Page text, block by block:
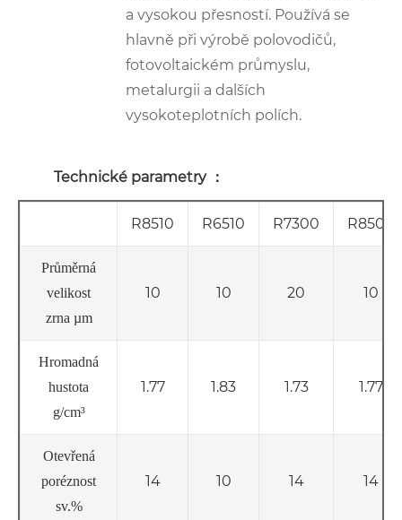
a vysokou přesností. Používá se
hlavně při výrobě polovodičů,
fotovoltaickém průmyslu,
metalurgii a dalších
vysokoteplotních polích.
Technické parametry ：
R8510 R6510 R7300 R8500
Průměrná
velikost
zrna µm
10 10 20 10
Hromadná
hustota
g/cm³
1.77 1.83 1.73 1.77
Otevřená
poréznost
sv.%
14 10 14 14